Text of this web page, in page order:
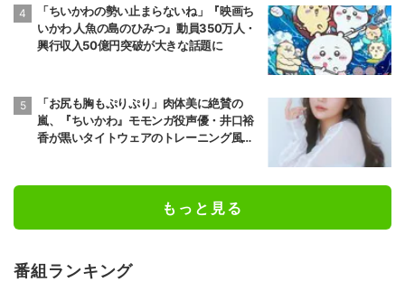
「ちいかわの勢い止まらないね」『映画ち
いかわ 人魚の島のひみつ』動員350万人・
興行収入50億円突破が大きな話題に
「お尻も胸もぷりぷり」肉体美に絶賛の
嵐、『ちいかわ』モモンガ役声優・井口裕
香が黒いタイトウェアのトレーニング風景
もっと見る
番組ランキング